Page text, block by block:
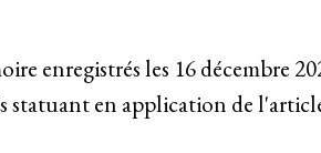
enregistrés les 16 décembre
statuant en application de